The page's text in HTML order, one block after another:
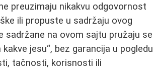
preuzimaju nikakvu odgovornost
ili propuste u sadržaju ovog
sadržane na ovom sajtu pružaju se
jesu“, bez garancija u pogledu
tačnosti, korisnosti ili